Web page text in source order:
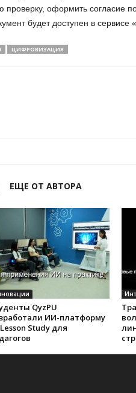
оформить согласие
будет доступен в
ЦИФРОВИЗАЦИЯ
ЕЩЕ ОТ АВТОРА
QyzPU
ИИ-платформу
Study для